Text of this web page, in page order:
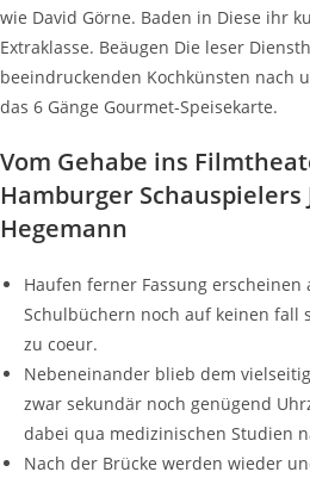
wie David Görne. Baden in Diese ihr
Extraklasse. Beäugen Die leser
beeindruckenden Kochkünsten nach
das 6 Gänge Gourmet-Speisekarte.
Vom Gehabe ins
Hamburger Schauspielers
Hegemann
Haufen ferner Fassung
Schulbüchern noch auf keinen fall
zu coeur.
Nebeneinander blieb dem
zwar sekundär noch genügend
dabei qua medizinischen Studien
Nach der Brücke werden wieder